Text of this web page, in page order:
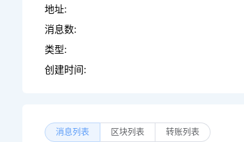
地址:
消息数:
类型:
创建时间:
消息列表 区块列表 转账列表